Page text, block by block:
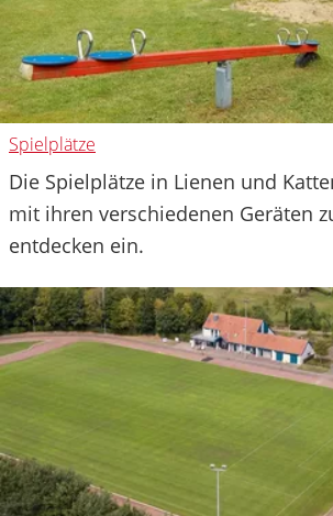
Spielplätze
Die Spielplätze in Lienen und
mit ihren verschiedenen Geräten
entdecken ein.